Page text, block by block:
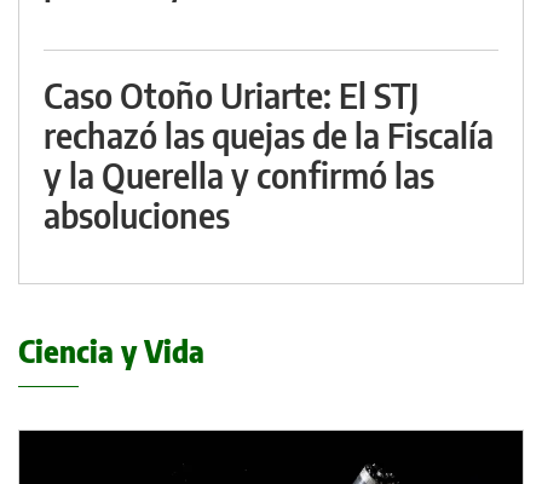
Caso Otoño Uriarte: El STJ
rechazó las quejas de la Fiscalía
y la Querella y confirmó las
absoluciones
Ciencia y Vida